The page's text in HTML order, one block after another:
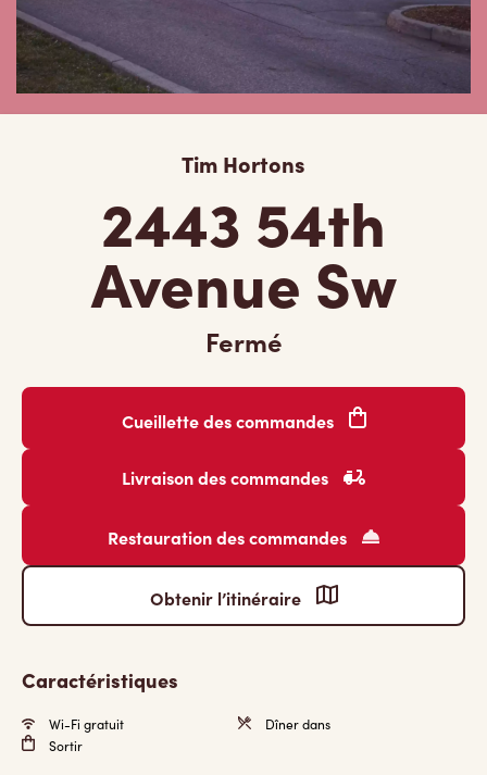
Tim Hortons
2443 54th
Avenue Sw
Fermé
Cueillette des commandes
Livraison des commandes
Restauration des commandes
Obtenir l’itinéraire
Caractéristiques
Wi-Fi gratuit
Dîner dans
Sortir